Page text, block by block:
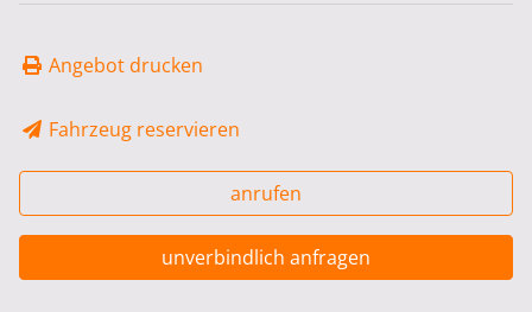
Angebot drucken
Fahrzeug reservieren
anrufen
unverbindlich anfragen